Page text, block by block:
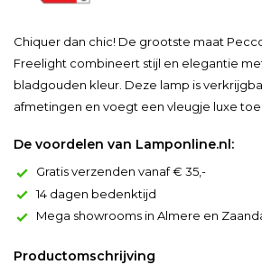
Chiquer dan chic! De grootste maat
Freelight combineert stijl en elegantie
bladgouden kleur. Deze lamp is
afmetingen en voegt een vleugje luxe toe
De voordelen van Lamponline.nl:
Gratis verzenden vanaf € 35,-
14 dagen bedenktijd
Mega showrooms in Almere en
Productomschrijving